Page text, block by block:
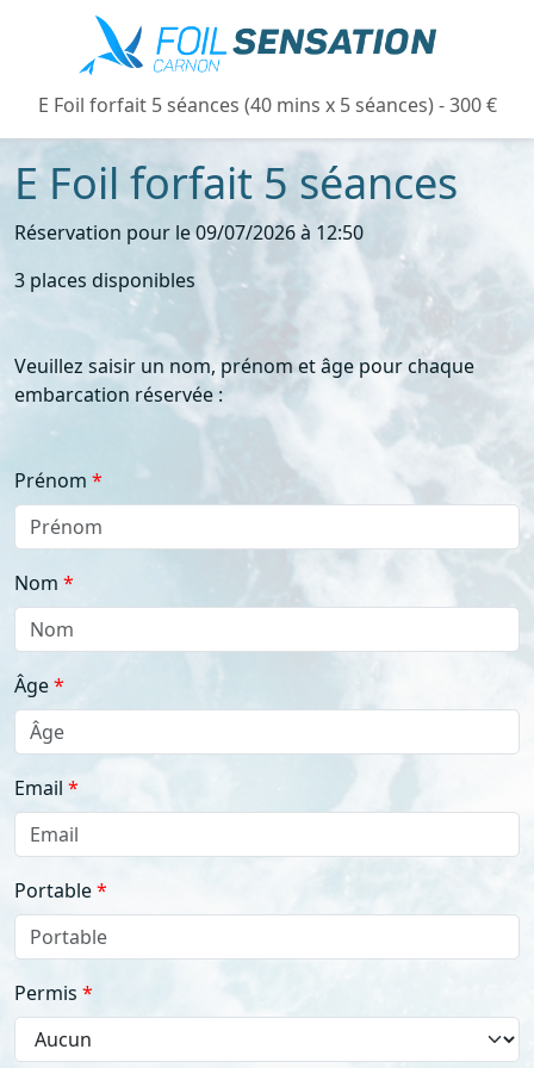
E Foil forfait 5 séances (40 mins x 5 séances) - 300 €
E Foil forfait 5 séances
Réservation pour le 09/07/2026 à 12:50
3 places disponibles
Veuillez saisir un nom, prénom et âge pour chaque
embarcation réservée :
Prénom
Nom
Âge
Email
Portable
Permis